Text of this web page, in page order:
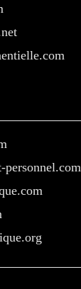
personnel.com